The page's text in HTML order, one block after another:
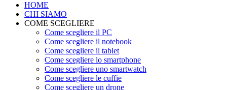
HOME
CHI SIAMO
COME SCEGLIERE
Come scegliere il PC
Come scegliere il notebook
Come scegliere il tablet
Come scegliere lo smartphone
Come scegliere uno smartwatch
Come scegliere le cuffie
Come scegliere un drone